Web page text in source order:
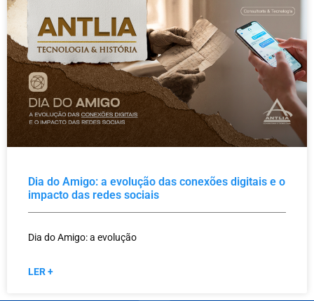
Dia do Amigo: a evolução das conexões digitais e o
impacto das redes sociais
Dia do Amigo: a evolução
LER +